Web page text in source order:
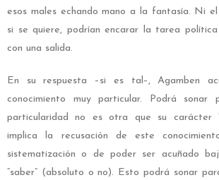
esos males echando mano a la fantasía. Ni el
si se quiere, podrían encarar la tarea
con una salida.
En su respuesta –si es tal–, Agamben
conocimiento muy particular. Podrá sonar
particularidad no es otra que su carácter
implica la recusación de este
sistematización o de poder ser acuñado
“saber” (absoluto o no). Esto podrá sonar